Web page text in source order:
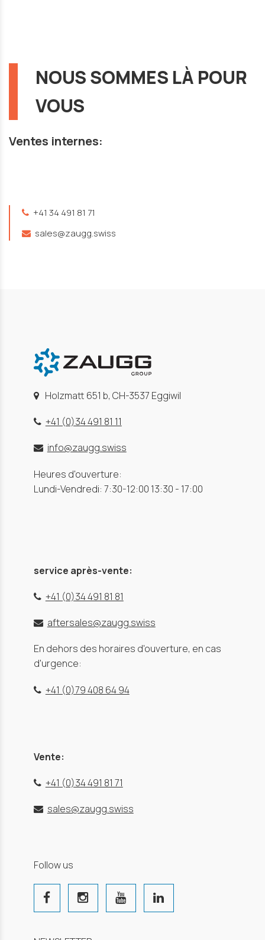
NOUS SOMMES LÀ POUR
VOUS
Ventes internes:
+41 34 491 81 71
sales@zaugg.swiss
Holzmatt 651 b, CH-3537 Eggiwil
+41 (0)34 491 81 11
info@zaugg.swiss
Heures d'ouverture:
Lundi-Vendredi: 7:30-12:00 13:30 - 17:00
service après-vente:
+41 (0)34 491 81 81
aftersales@zaugg.swiss
En dehors des horaires d'ouverture, en cas
d'urgence:
+41 (0)79 408 64 94
Vente:
+41 (0)34 491 81 71
sales@zaugg.swiss
Follow us